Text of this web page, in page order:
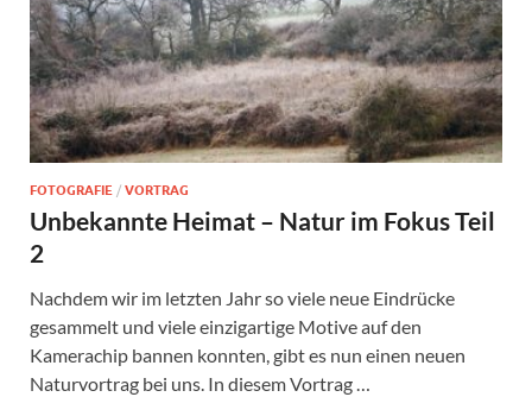
FOTOGRAFIE / VORTRAG
Unbekannte Heimat – Natur im Fokus Teil
2
Nachdem wir im letzten Jahr so viele neue Eindrücke
gesammelt und viele einzigartige Motive auf den
Kamerachip bannen konnten, gibt es nun einen neuen
Naturvortrag bei uns. In diesem Vortrag …